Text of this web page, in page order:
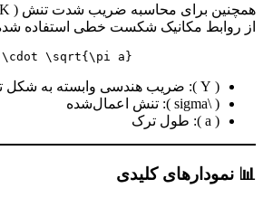
از روابط مکانیک شکست خطی استفاده
( Y ): ضریب هندسی وابسته به شکل ترک و موقعیت آن
( \sigma ): تنش اعمال‌شده
( a ): طول ترک
📊 نمودارهای کلیدی